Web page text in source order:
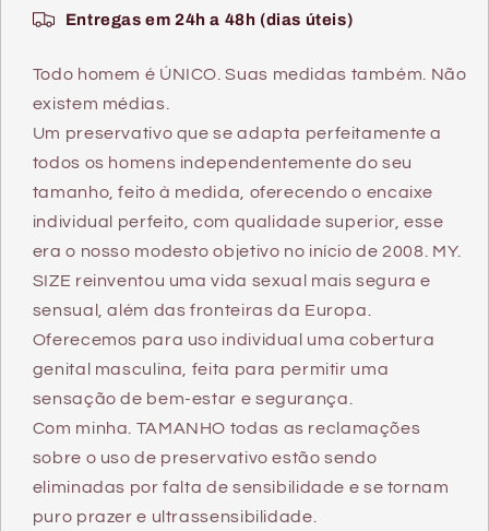
PRO
45
MM
UNIDADES
PRO
45
MM
UNIDADES
Entregas em 24h a 48h (dias úteis)
Todo homem é ÚNICO. Suas medidas também. Não
existem médias.
Um preservativo que se adapta perfeitamente a
todos os homens independentemente do seu
tamanho, feito à medida, oferecendo o encaixe
individual perfeito, com qualidade superior, esse
era o nosso modesto objetivo no início de 2008. MY.
SIZE reinventou uma vida sexual mais segura e
sensual, além das fronteiras da Europa.
Oferecemos para uso individual uma cobertura
genital masculina, feita para permitir uma
sensação de bem-estar e segurança.
Com minha. TAMANHO todas as reclamações
sobre o uso de preservativo estão sendo
eliminadas por falta de sensibilidade e se tornam
puro prazer e ultrassensibilidade.